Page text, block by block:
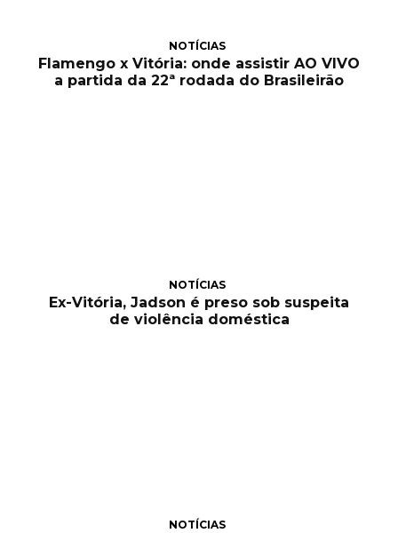
NOTÍCIAS
Flamengo x Vitória: onde assistir AO VIVO
a partida da 22ª rodada do Brasileirão
NOTÍCIAS
Ex-Vitória, Jadson é preso sob suspeita
de violência doméstica
NOTÍCIAS